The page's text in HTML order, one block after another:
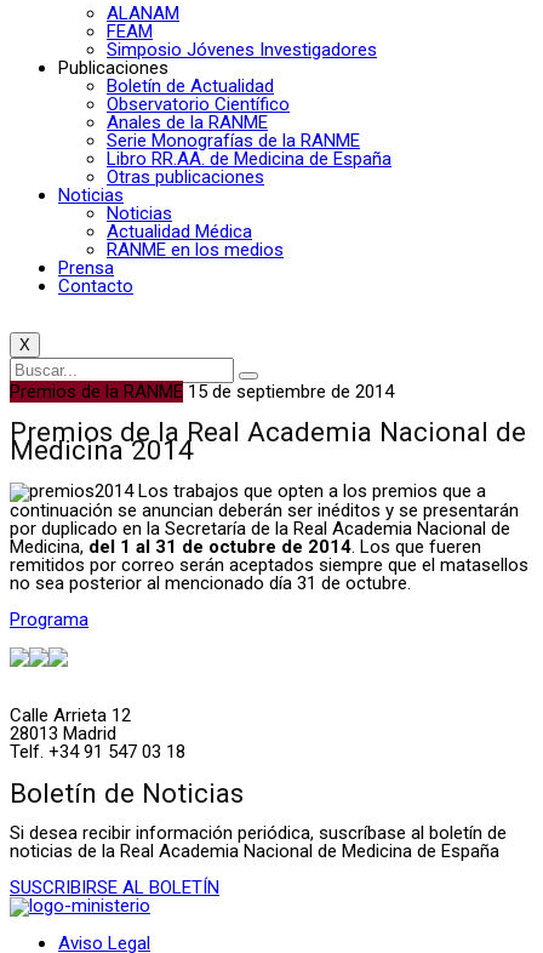
ALANAM
FEAM
Simposio Jóvenes Investigadores
Publicaciones
Boletín de Actualidad
Observatorio Científico
Anales de la RANME
Serie Monografías de la RANME
Libro RR.AA. de Medicina de España
Otras publicaciones
Noticias
Noticias
Actualidad Médica
RANME en los medios
Prensa
Contacto
X
Premios de la RANME 15 de septiembre de 2014
Premios de la Real Academia Nacional de
Medicina 2014
Los trabajos que opten a los premios que a
continuación se anuncian deberán ser inéditos y se presentarán
por duplicado en la Secretaría de la Real Academia Nacional de
Medicina, del 1 al 31 de octubre de 2014. Los que fueren
remitidos por correo serán aceptados siempre que el matasellos
no sea posterior al mencionado día 31 de octubre.
Programa
Calle Arrieta 12
28013 Madrid
Telf. +34 91 547 03 18
Boletín de Noticias
Si desea recibir información periódica, suscríbase al boletín de
noticias de la Real Academia Nacional de Medicina de España
SUSCRIBIRSE AL BOLETÍN
Aviso Legal